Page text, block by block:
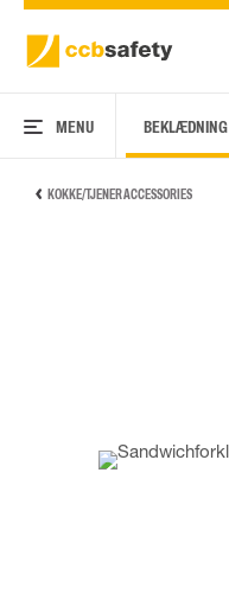
MENU BEKLÆDNING
KOKKE/TJENER ACCESSORIES